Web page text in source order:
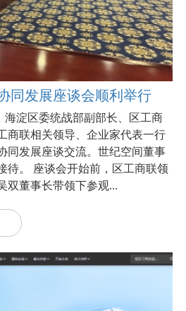
同发展座谈会顺利举行
淀区委统战部副部长、区工商
商联相关领导、企业家代表一行
同发展座谈交流。世纪空间董事
待。 座谈会开始前，区工商联领
双董事长带领下参观...